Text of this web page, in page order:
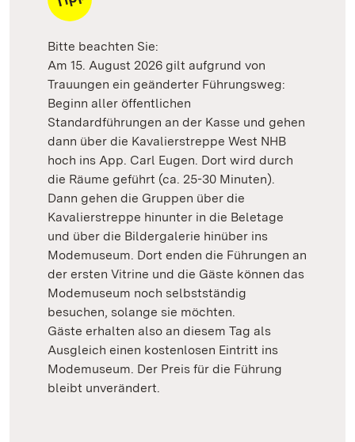
Bitte beachten Sie:
Am 15. August 2026 gilt aufgrund von
Trauungen ein geänderter Führungsweg:
Beginn aller öffentlichen
Standardführungen an der Kasse und gehen
dann über die Kavalierstreppe West NHB
hoch ins App. Carl Eugen. Dort wird durch
die Räume geführt (ca. 25-30 Minuten).
Dann gehen die Gruppen über die
Kavalierstreppe hinunter in die Beletage
und über die Bildergalerie hinüber ins
Modemuseum. Dort enden die Führungen an
der ersten Vitrine und die Gäste können das
Modemuseum noch selbstständig
besuchen, solange sie möchten.
Gäste erhalten also an diesem Tag als
Ausgleich einen kostenlosen Eintritt ins
Modemuseum. Der Preis für die Führung
bleibt unverändert.